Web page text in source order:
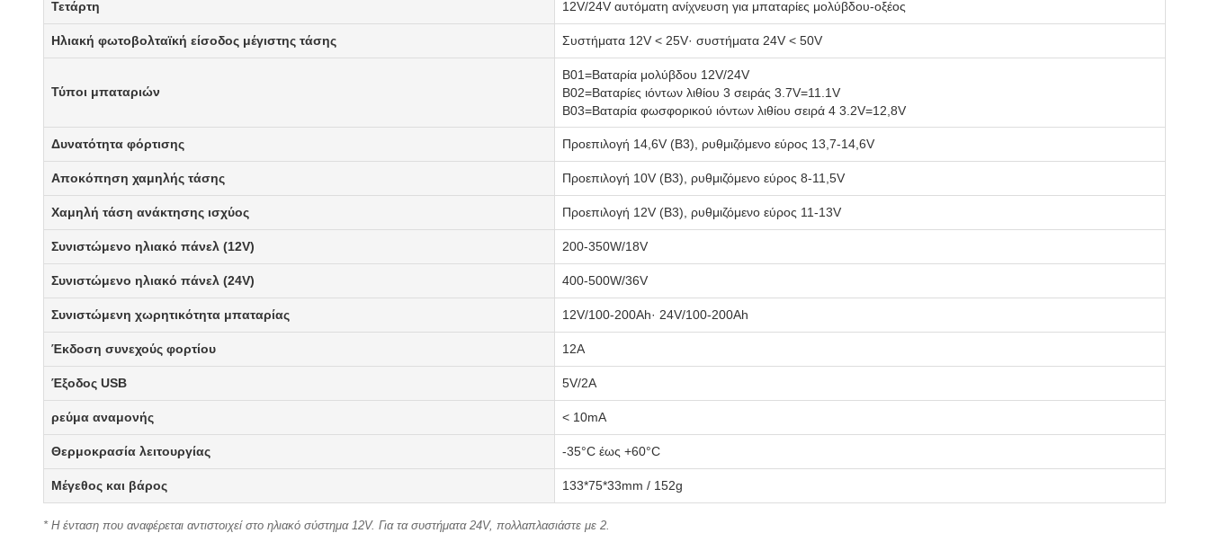
Τετάρτη 12V/24V αυτόματη ανίχνευση για μπαταρίες μολύβδου-οξέος
Ηλιακή φωτοβολταϊκή είσοδος μέγιστης τάσης Συστήματα 12V < 25V· συστήματα 24V < 50V
Τύποι μπαταριών
Β01=Βαταρία μολύβδου 12V/24V
Β02=Βαταρίες ιόντων λιθίου 3 σειράς 3.7V=11.1V
Β03=Βαταρία φωσφορικού ιόντων λιθίου σειρά 4 3.2V=12,8V
Δυνατότητα φόρτισης Προεπιλογή 14,6V (B3), ρυθμιζόμενο εύρος 13,7-14,6V
Αποκόπηση χαμηλής τάσης Προεπιλογή 10V (B3), ρυθμιζόμενο εύρος 8-11,5V
Χαμηλή τάση ανάκτησης ισχύος Προεπιλογή 12V (B3), ρυθμιζόμενο εύρος 11-13V
Συνιστώμενο ηλιακό πάνελ (12V) 200-350W/18V
Συνιστώμενο ηλιακό πάνελ (24V) 400-500W/36V
Συνιστώμενη χωρητικότητα μπαταρίας 12V/100-200Ah· 24V/100-200Ah
Έκδοση συνεχούς φορτίου 12Α
Έξοδος USB 5V/2A
ρεύμα αναμονής < 10mA
Θερμοκρασία λειτουργίας -35°C έως +60°C
Μέγεθος και βάρος 133*75*33mm / 152g
* Η ένταση που αναφέρεται αντιστοιχεί στο ηλιακό σύστημα 12V. Για τα συστήματα 24V, πολλαπλασιάστε με 2.